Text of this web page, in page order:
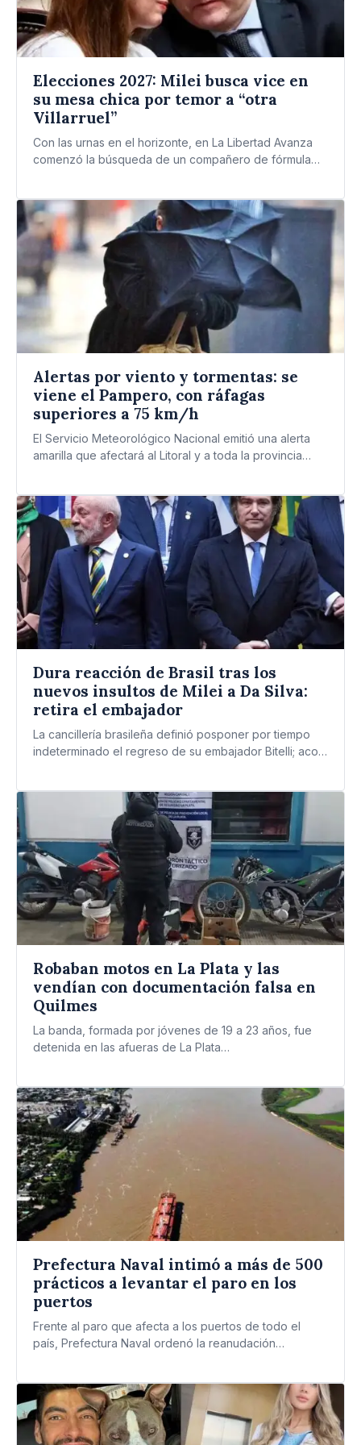
Elecciones 2027: Milei busca vice en
su mesa chica por temor a “otra
Villarruel”
Con las urnas en el horizonte, en La Libertad Avanza
comenzó la búsqueda de un compañero de fórmula…
Alertas por viento y tormentas: se
viene el Pampero, con ráfagas
superiores a 75 km/h
El Servicio Meteorológico Nacional emitió una alerta
amarilla que afectará al Litoral y a toda la provincia
Dura reacción de Brasil tras los
nuevos insultos de Milei a Da Silva:
retira el embajador
La cancillería brasileña definió posponer por tiempo
indeterminado el regreso de su embajador Bitelli; acota
Robaban motos en La Plata y las
vendían con documentación falsa en
Quilmes
La banda, formada por jóvenes de 19 a 23 años, fue
detenida en las afueras de La Plata…
Prefectura Naval intimó a más de 500
prácticos a levantar el paro en los
puertos
Frente al paro que afecta a los puertos de todo el
país, Prefectura Naval ordenó la reanudación